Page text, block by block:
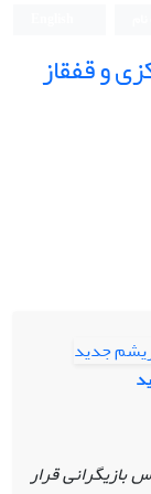
و قفقاز
بازیگرانی قرار